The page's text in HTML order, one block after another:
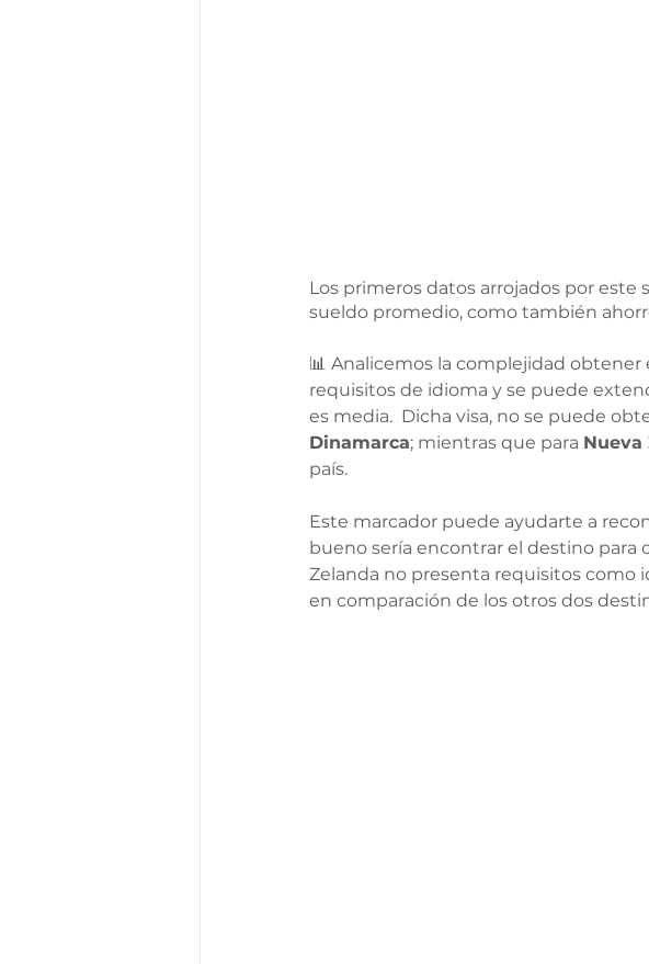
Los primeros datos arrojados por este
sueldo promedio, como también
📊 Analicemos la complejidad obtener
requisitos de idioma y se puede
es media.  Dicha visa, no se puede
Dinamarca; mientras que para Nueva
país.
Este marcador puede ayudarte a
bueno sería encontrar el destino para
Zelanda no presenta requisitos como
en comparación de los otros dos